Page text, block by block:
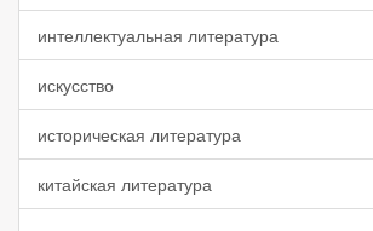
интеллектуальная литература
искусство
историческая литература
китайская литература